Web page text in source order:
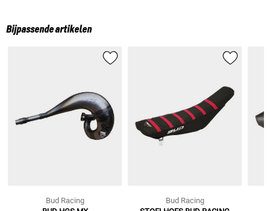
Bijpassende artikelen
Bud Racing
Bud Racing